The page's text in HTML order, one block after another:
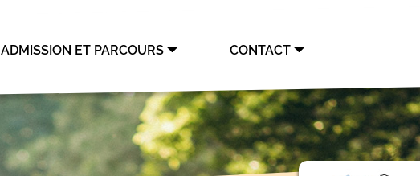
ADMISSION ET PARCOURS CONTACT